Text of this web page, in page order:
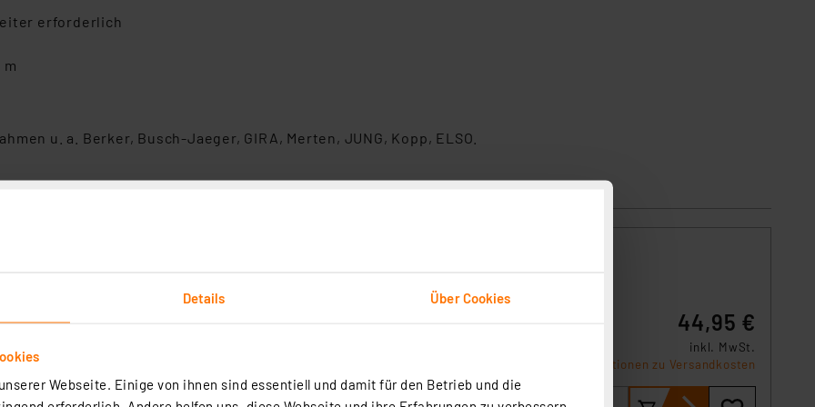
Details Über Cookies
Webseite. Einige von ihnen sind essentiell und damit für den Betrieb und die
erforderlich
u. a. Berker, Busch‑Jaeger, GIRA, Merten, JUNG, Kopp, ELSO.
Wandtaster – 2-fach in Anthrazit ermöglicht die komfortable Steuerung von
Schalterserien integrieren und ist ideal für die zentrale Steuerung im
44,95 €
inkl. MwSt.
Informationen zu Versandkosten